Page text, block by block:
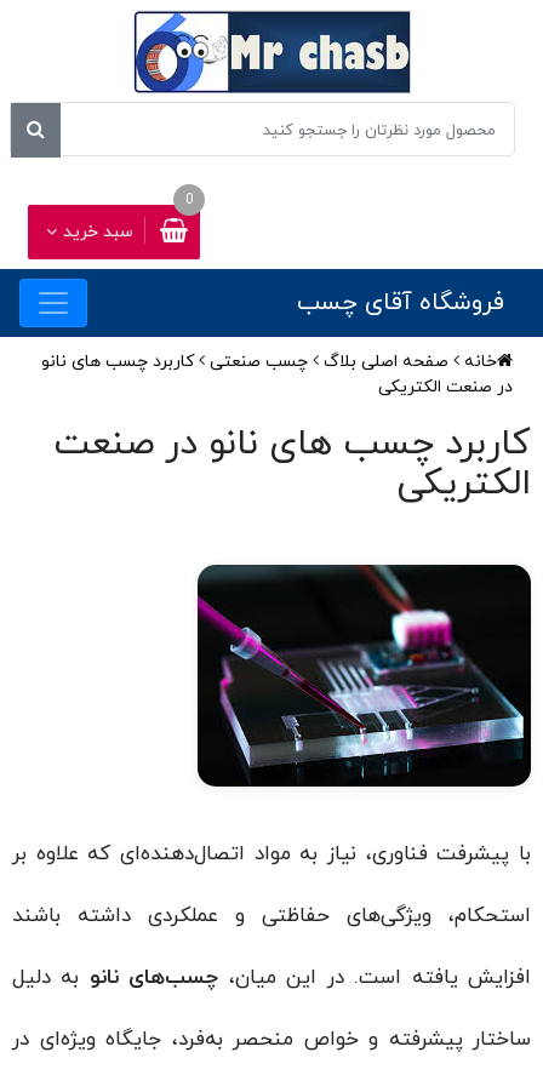
سبد خرید
0
فروشگاه آقای چسب
خانه صفحه اصلی بلاگ چسب صنعتی
کاربرد چسب های نانو
در صنعت الکتریکی
کاربرد چسب های نانو در صنعت
الکتریکی
با پیشرفت فناوری، نیاز به مواد اتصال‌دهنده‌ای که علاوه بر
استحکام، ویژگی‌های حفاظتی و عملکردی داشته باشند
افزایش یافته است. در این میان، چسب‌های نانوبه دلیل
ساختار پیشرفته و خواص منحصر به‌فرد، جایگاه ویژه‌ای در